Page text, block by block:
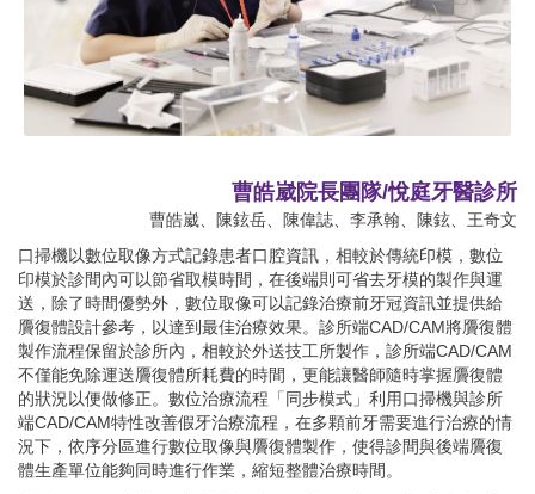
曹皓崴院長團隊/悅庭牙醫診所
曹皓崴、陳鉉岳、陳偉誌、李承翰、陳鉉、王奇文
口掃機以數位取像方式記錄患者口腔資訊，相較於傳統印模，數位
印模於診間內可以節省取模時間，在後端則可省去牙模的製作與運
送，除了時間優勢外，數位取像可以記錄治療前牙冠資訊並提供給
贗復體設計參考，以達到最佳治療效果。診所端CAD/CAM將贗復體
製作流程保留於診所內，相較於外送技工所製作，診所端CAD/CAM
不僅能免除運送贗復體所耗費的時間，更能讓醫師隨時掌握贗復體
的狀況以便做修正。數位治療流程「同步模式」利用口掃機與診所
端CAD/CAM特性改善假牙治療流程，在多顆前牙需要進行治療的情
況下，依序分區進行數位取像與贗復體製作，使得診間與後端贗復
體生產單位能夠同時進行作業，縮短整體治療時間。